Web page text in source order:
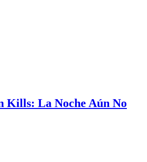
Kills: La Noche Aún No